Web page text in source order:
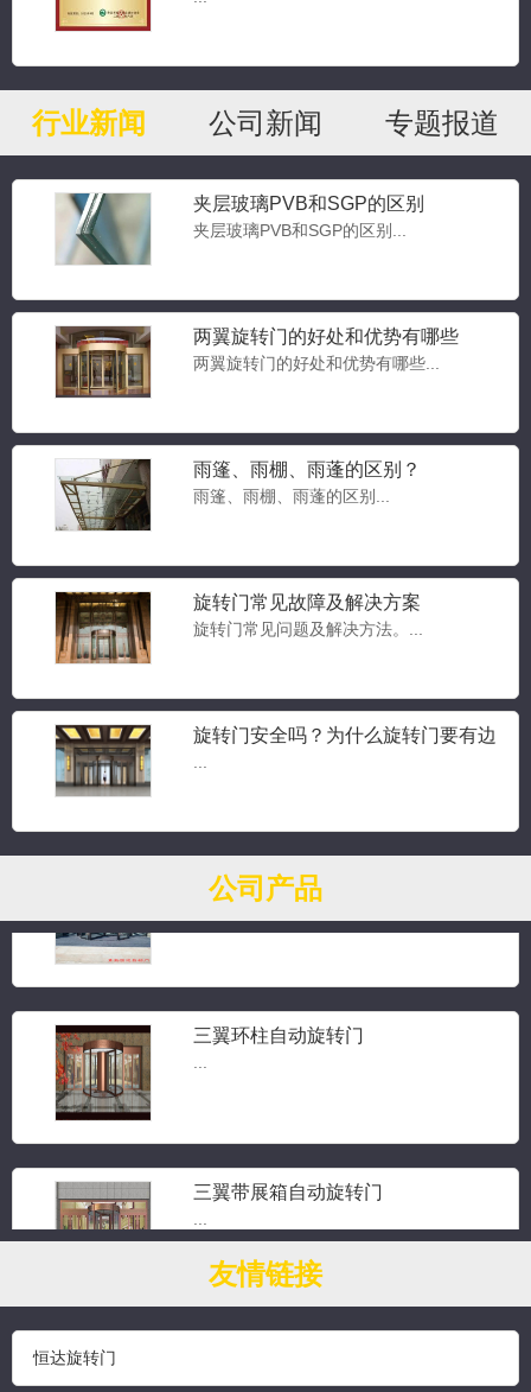
行业新闻 公司新闻 专题报道
夹层玻璃PVB和SGP的区别
夹层玻璃PVB和SGP的区别...
两翼旋转门的好处和优势有哪些
两翼旋转门的好处和优势有哪些...
雨篷、雨棚、雨蓬的区别？
雨篷、雨棚、雨蓬的区别...
旋转门常见故障及解决方案
旋转门常见问题及解决方法。...
旋转门安全吗？为什么旋转门要有边
公司产品
两翼旋转门...
豪华三翼自动旋转门
三翼旋转门...
三翼旋转门...
三翼环柱自动旋转门
三翼带展箱自动旋转门
钻石水晶旋转门
友情链接
恒达旋转门